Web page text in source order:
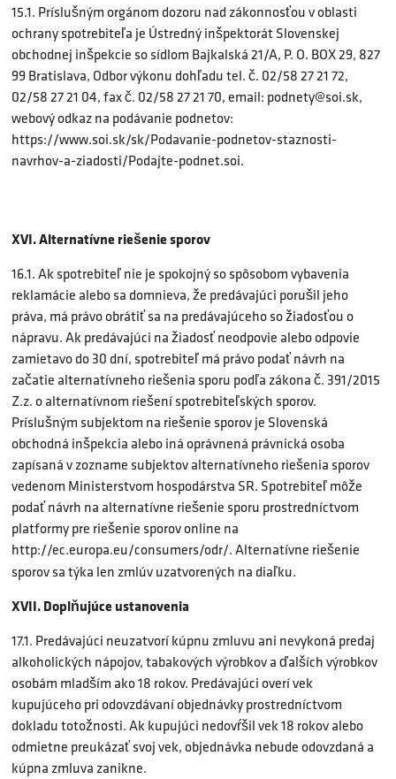
15.1. Príslušným orgánom dozoru nad zákonnosťou v oblasti
ochrany spotrebiteľa je Ústredný inšpektorát Slovenskej
obchodnej inšpekcie so sídlom Bajkalská 21/A, P. O. BOX 29, 827
99 Bratislava, Odbor výkonu dohľadu tel. č. 02/58 27 21 72,
02/58 27 21 04, fax č. 02/58 27 21 70, email: podnety@soi.sk,
webový odkaz na podávanie podnetov:
https://www.soi.sk/sk/Podavanie-podnetov-staznosti-
navrhov-a-ziadosti/Podajte-podnet.soi.
XVI. Alternatívne riešenie sporov
16.1. Ak spotrebiteľ nie je spokojný so spôsobom vybavenia
reklamácie alebo sa domnieva, že predávajúci porušil jeho
práva, má právo obrátiť sa na predávajúceho so žiadosťou o
nápravu. Ak predávajúci na žiadosť neodpovie alebo odpovie
zamietavo do 30 dní, spotrebiteľ má právo podať návrh na
začatie alternatívneho riešenia sporu podľa zákona č. 391/2015
Z.z. o alternatívnom riešení spotrebiteľských sporov.
Príslušným subjektom na riešenie sporov je Slovenská
obchodná inšpekcia alebo iná oprávnená právnická osoba
zapísaná v zozname subjektov alternatívneho riešenia sporov
vedenom Ministerstvom hospodárstva SR. Spotrebiteľ môže
podať návrh na alternatívne riešenie sporu prostredníctvom
platformy pre riešenie sporov online na
http://ec.europa.eu/consumers/odr/. Alternatívne riešenie
sporov sa týka len zmlúv uzatvorených na diaľku.
XVII. Doplňujúce ustanovenia
17.1. Predávajúci neuzatvorí kúpnu zmluvu ani nevykoná predaj
alkoholických nápojov, tabakových výrobkov a ďalších výrobkov
osobám mladším ako 18 rokov. Predávajúci overí vek
kupujúceho pri odovzdávaní objednávky prostredníctvom
dokladu totožnosti. Ak kupujúci nedovŕšil vek 18 rokov alebo
odmietne preukázať svoj vek, objednávka nebude odovzdaná a
kúpna zmluva zanikne.